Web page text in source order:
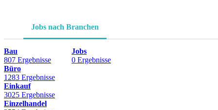
Jobs nach Branchen
Bau
807 Ergebnisse
Büro
1283 Ergebnisse
Einkauf
3025 Ergebnisse
Einzelhandel
Jobs
0 Ergebnisse